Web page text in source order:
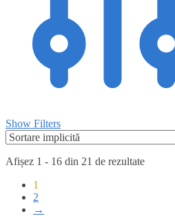
Show Filters
Afișez 1 - 16 din 21 de rezultate
1
2
→